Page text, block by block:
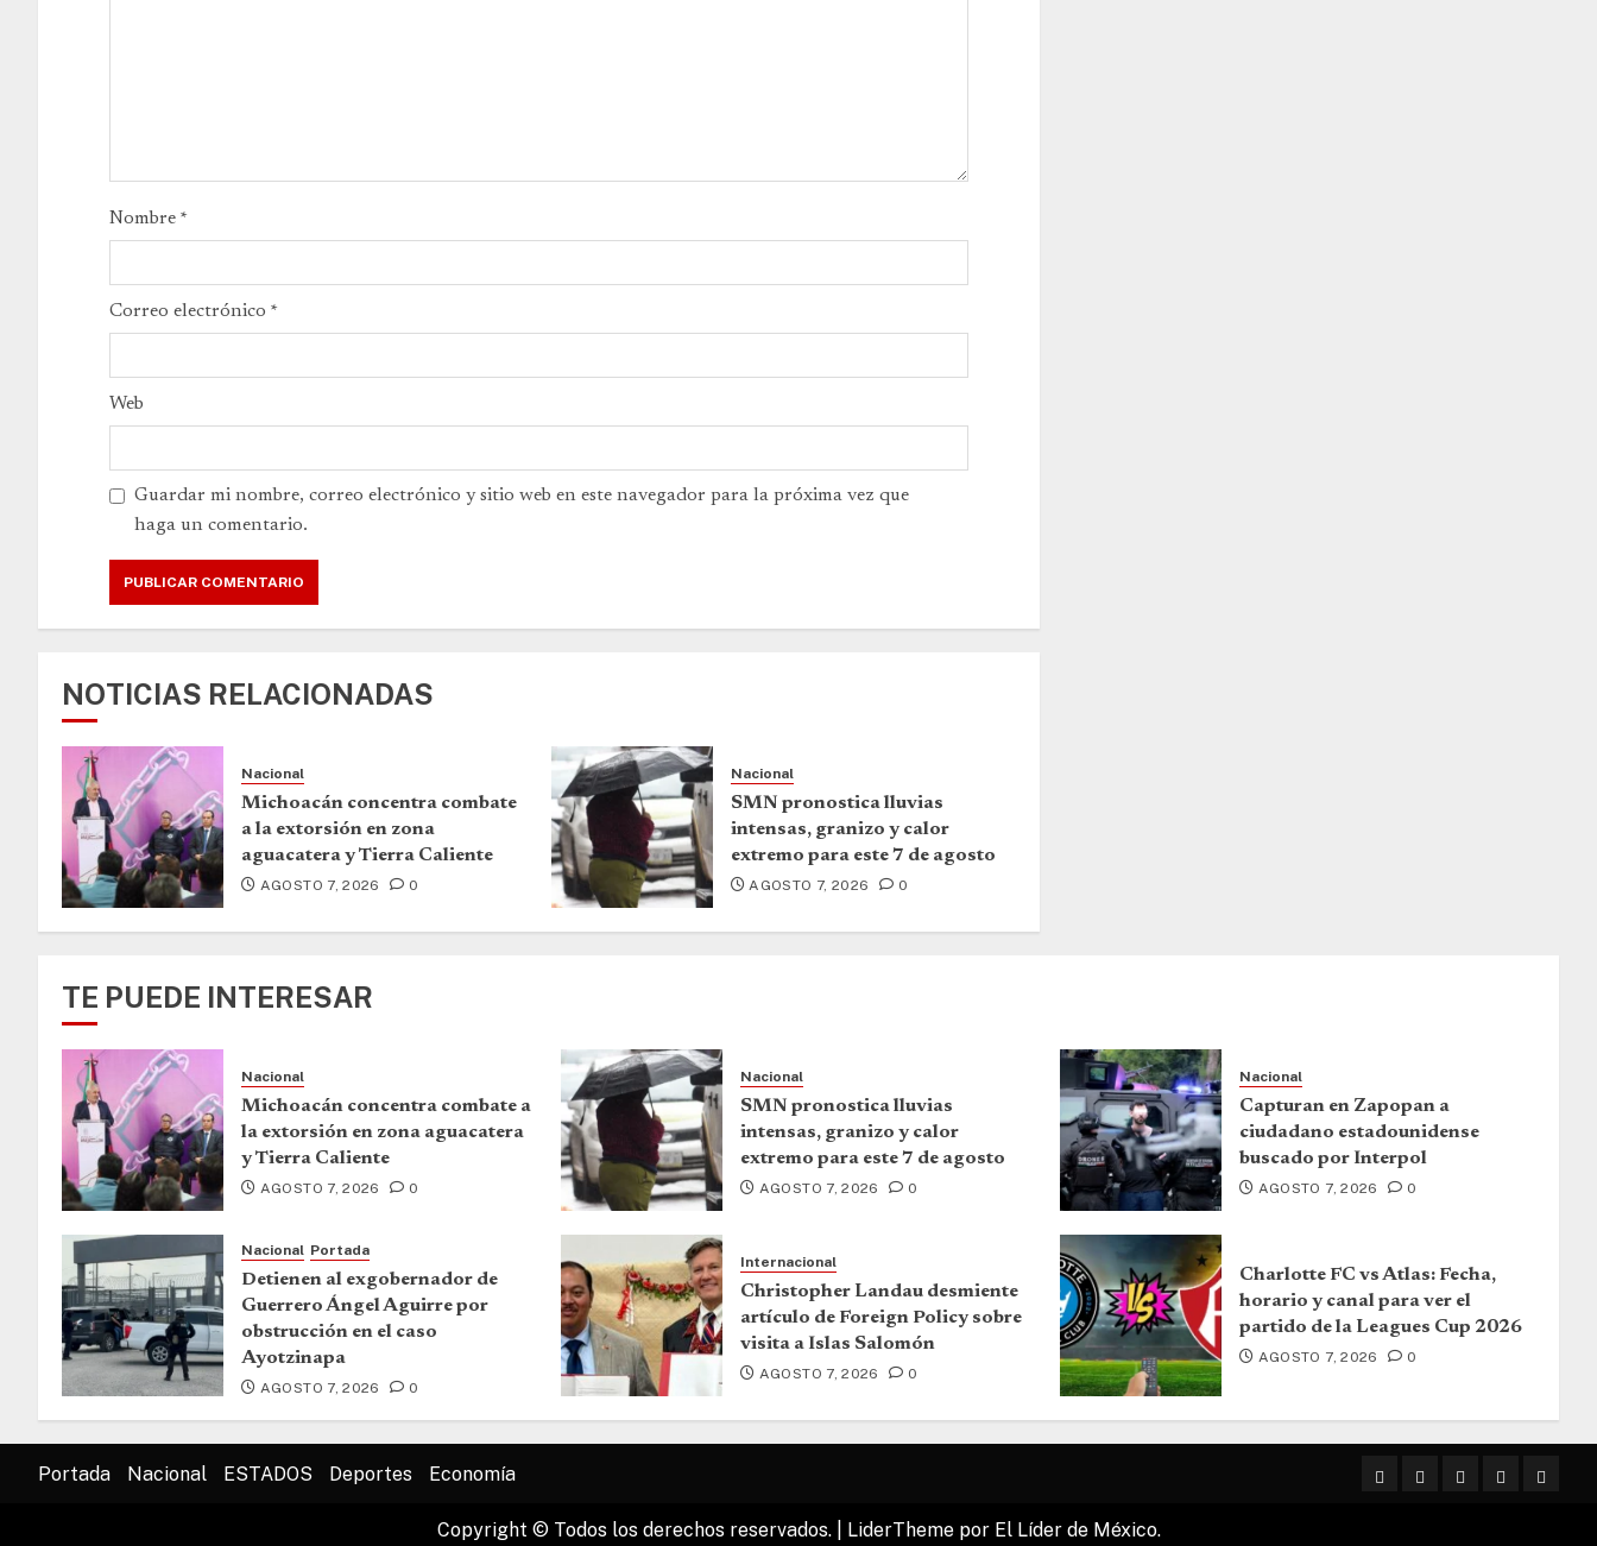
Nombre *
Correo electrónico *
Web
Guardar mi nombre, correo electrónico y sitio web en este navegador para la próxima vez que
haga un comentario.
NOTICIAS RELACIONADAS
Nacional
Michoacán concentra combate
a la extorsión en zona
aguacatera y Tierra Caliente
AGOSTO 7, 2026 0
Nacional
SMN pronostica lluvias
intensas, granizo y calor
extremo para este 7 de agosto
AGOSTO 7, 2026 0
TE PUEDE INTERESAR
Nacional
Michoacán concentra combate a
la extorsión en zona aguacatera
y Tierra Caliente
AGOSTO 7, 2026 0
Nacional
SMN pronostica lluvias
intensas, granizo y calor
extremo para este 7 de agosto
AGOSTO 7, 2026 0
Nacional
Capturan en Zapopan a
ciudadano estadounidense
buscado por Interpol
AGOSTO 7, 2026 0
Nacional Portada
Detienen al exgobernador de
Guerrero Ángel Aguirre por
obstrucción en el caso
Ayotzinapa
AGOSTO 7, 2026 0
Internacional
Christopher Landau desmiente
artículo de Foreign Policy sobre
visita a Islas Salomón
AGOSTO 7, 2026 0
Charlotte FC vs Atlas: Fecha,
horario y canal para ver el
partido de la Leagues Cup 2026
AGOSTO 7, 2026 0
Portada Nacional ESTADOS Deportes Economía
Copyright © Todos los derechos reservados. LiderThemepor El Líder de México.